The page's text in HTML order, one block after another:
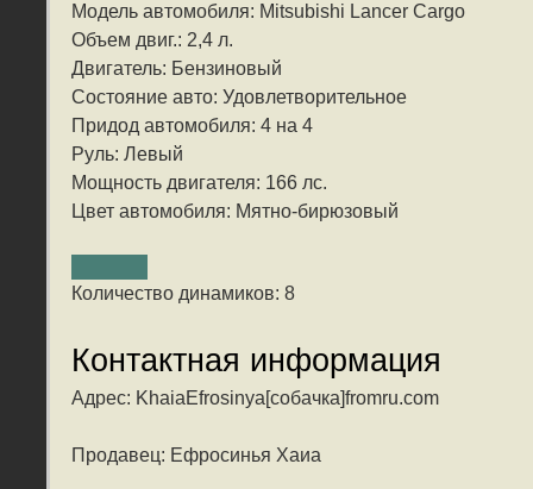
Модель автомобиля: Mitsubishi Lancer Cargo
Объем двиг.: 2,4 л.
Двигатель: Бензиновый
Состояние авто: Удовлетворительное
Придод автомобиля: 4 на 4
Руль: Левый
Мощность двигателя: 166 лс.
Цвет автомобиля: Мятно-бирюзовый
Количество динамиков: 8
Контактная информация
Адрес: KhaiaEfrosinya[собачка]fromru.com
Продавец: Ефросинья Хаиа